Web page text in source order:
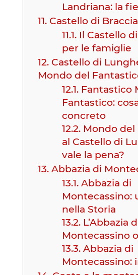
Landriana: la
11.Castello di
11.1. Il Castello
per le famiglie
12.Castello di
Mondo del
12.1. Fantastico
Fantastico:
concreto
12.2. Mondo
al Castello di
vale la pena?
13.Abbazia di
13.1. Abbazia di
Montecassino:
nella Storia
13.2. L’Abbazia
Montecassino
13.3. Abbazia di
Montecassino: